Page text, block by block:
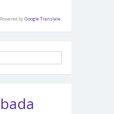
Powered byGoogle Translate.
bada